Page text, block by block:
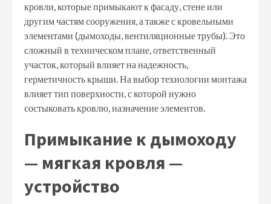
кровли, которые примыкают к фасаду, стене или
другим частям сооружения, а также с кровельными
элементами (дымоходы, вентиляционные трубы). Это
сложный в техническом плане, ответственный
участок, который влияет на надежность,
герметичность крыши. На выбор технологии монтажа
влияет тип поверхности, с которой нужно
состыковать кровлю, назначение элементов.
Примыкание к дымоходу
— мягкая кровля —
устройство